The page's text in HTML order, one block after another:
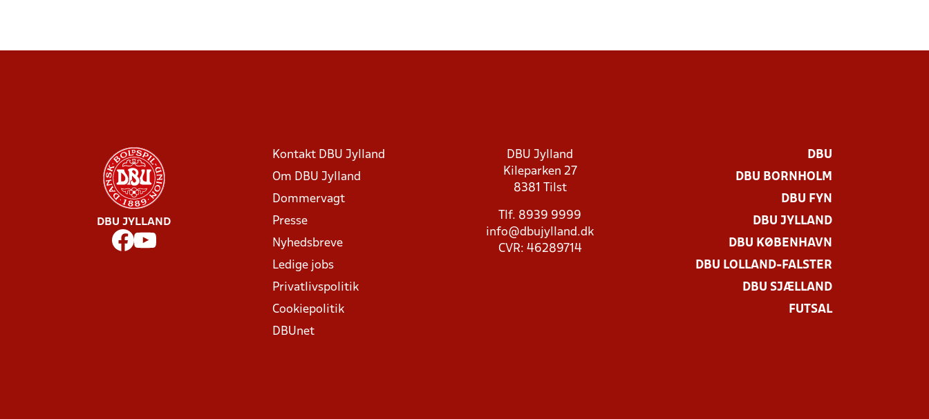
DBU JYLLAND
Kontakt DBU Jylland
Om DBU Jylland
Dommervagt
Presse
Nyhedsbreve
Ledige jobs
Privatlivspolitik
Cookiepolitik
DBUnet
DBU Jylland
Kileparken 27
8381 Tilst
Tlf. 8939 9999
info@dbujylland.dk
CVR: 46289714
DBU
DBU BORNHOLM
DBU FYN
DBU JYLLAND
DBU KØBENHAVN
DBU LOLLAND-FALSTER
DBU SJÆLLAND
FUTSAL